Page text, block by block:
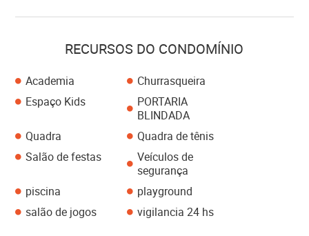
RECURSOS DO CONDOMÍNIO
Academia
Churrasqueira
Espaço Kids
PORTARIA
BLINDADA
Quadra
Quadra de tênis
Salão de festas
Veículos de
segurança
piscina
playground
salão de jogos
vigilancia 24 hs